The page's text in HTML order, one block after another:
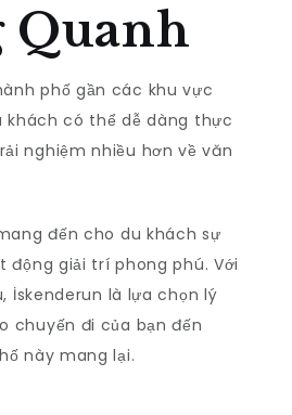
Quanh
phố gần các khu vực
khách có thể dễ dàng thực
nghiệm nhiều hơn về văn
đến cho du khách sự
động giải trí phong phú. Với
İskenderun là lựa chọn lý
chuyến đi của bạn đến
này mang lại.